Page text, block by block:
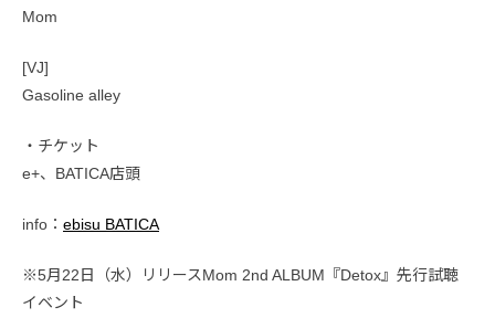
Mom
[VJ]
Gasoline alley
・チケット
e+、BATICA店頭
info： ebisu BATICA
※5月22日（水）リリースMom 2nd ALBUM『Detox』先行試聴
イベント